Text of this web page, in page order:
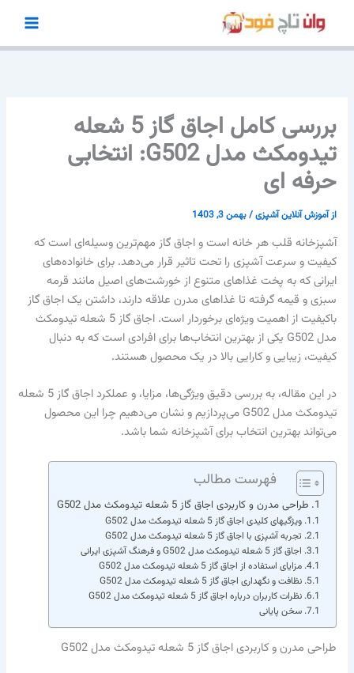
محتوا
بررسی کامل اجاق گاز 5 شعله
تیدومکث مدل G502: انتخابی
حرفه ای
ازآموزش آنلاین آشپزی/بهمن 3, 1403
آشپزخانه قلب هر خانه است و اجاق گاز مهم‌ترین وسیله‌ای است که
کیفیت و سرعت آشپزی را تحت تاثیر قرار می‌دهد. برای خانواده‌های
ایرانی که به پخت غذاهای متنوع از خورشت‌های اصیل مانند قرمه
سبزی و قیمه گرفته تا غذاهای مدرن علاقه دارند، داشتن یک اجاق گاز
باکیفیت از اهمیت ویژه‌ای برخوردار است. اجاق گاز 5 شعله تیدومکث
مدل G502 یکی از بهترین انتخاب‌ها برای افرادی است که به دنبال
کیفیت، زیبایی و کارایی بالا در یک محصول هستند.
در این مقاله، به بررسی دقیق ویژگی‌ها، مزایا، و عملکرد اجاق گاز 5 شعله
تیدومکث مدل G502 می‌پردازیم و نشان می‌دهیم چرا این محصول
می‌تواند بهترین انتخاب برای آشپزخانه شما باشد.
فهرست مطالب
طراحی مدرن و کاربردی اجاق گاز 5 شعله تیدومکث مدل G502
ویژگیهای کلیدی اجاق گاز 5 شعله تیدومکث مدل G502
تجربه آشپزی با اجاق گاز 5 شعله تیدومکث مدل G502
اجاق گاز 5 شعله تیدومکث مدل G502 و فرهنگ آشپزی ایرانی
مزایای استفاده از اجاق گاز 5 شعله تیدومکث مدل G502
نظافت و نگهداری اجاق گاز 5 شعله تیدومکث مدل G502
نظرات کاربران درباره اجاق گاز 5 شعله تیدومکث مدل G502
سخن پایانی
طراحی مدرن و کاربردی اجاق گاز 5 شعله تیدومکث مدل G502